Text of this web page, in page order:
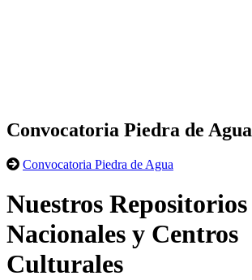
Convocatoria Piedra de Agua
Convocatoria Piedra de Agua
Nuestros Repositorios
Nacionales y Centros
Culturales